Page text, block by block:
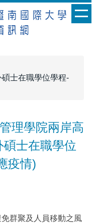
士在職學位學程-
理學院兩岸高
士在職學位
疫情)
群聚及人員移動之風